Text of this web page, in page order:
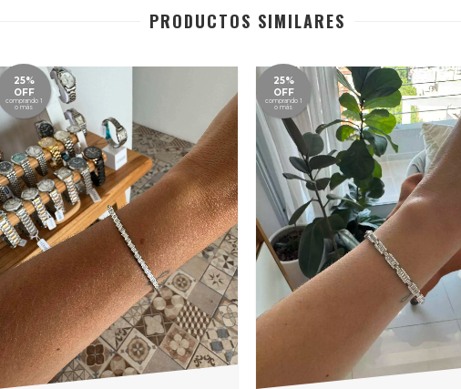
PRODUCTOS SIMILARES
25%
OFF
comprando 1
o más
25%
OFF
comprando 1
o más